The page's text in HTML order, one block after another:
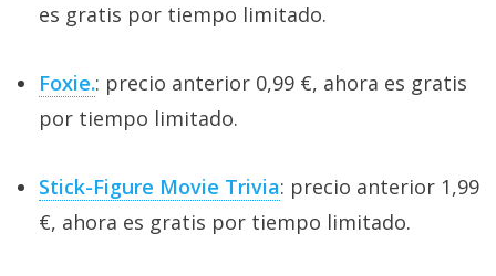
es gratis por tiempo limitado.
Foxie.: precio anterior 0,99 €, ahora es gratis
por tiempo limitado.
Stick-Figure Movie Trivia: precio anterior 1,99
€, ahora es gratis por tiempo limitado.